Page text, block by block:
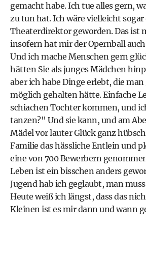
gemacht habe. Ich tue alles gern,
zu tun hat. Ich wäre vielleicht
Theaterdirektor geworden. Das ist
insofern hat mir der Opernball
Und ich mache Menschen gern
hätten Sie als junges Mädchen
aber ich habe Dinge erlebt, die
möglich gehalten hätte. Einfache
schiachen Tochter kommen, und
tanzen?" Und sie kann, und am
Mädel vor lauter Glück ganz
Familie das hässliche Entlein und
eine von 700 Bewerbern
Leben ist ein bisschen anders
Jugend hab ich geglaubt, man
Heute weiß ich längst, dass das
Kleinen ist es mir dann und wann